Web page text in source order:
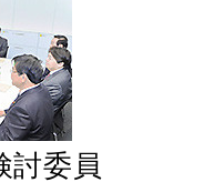
討委員